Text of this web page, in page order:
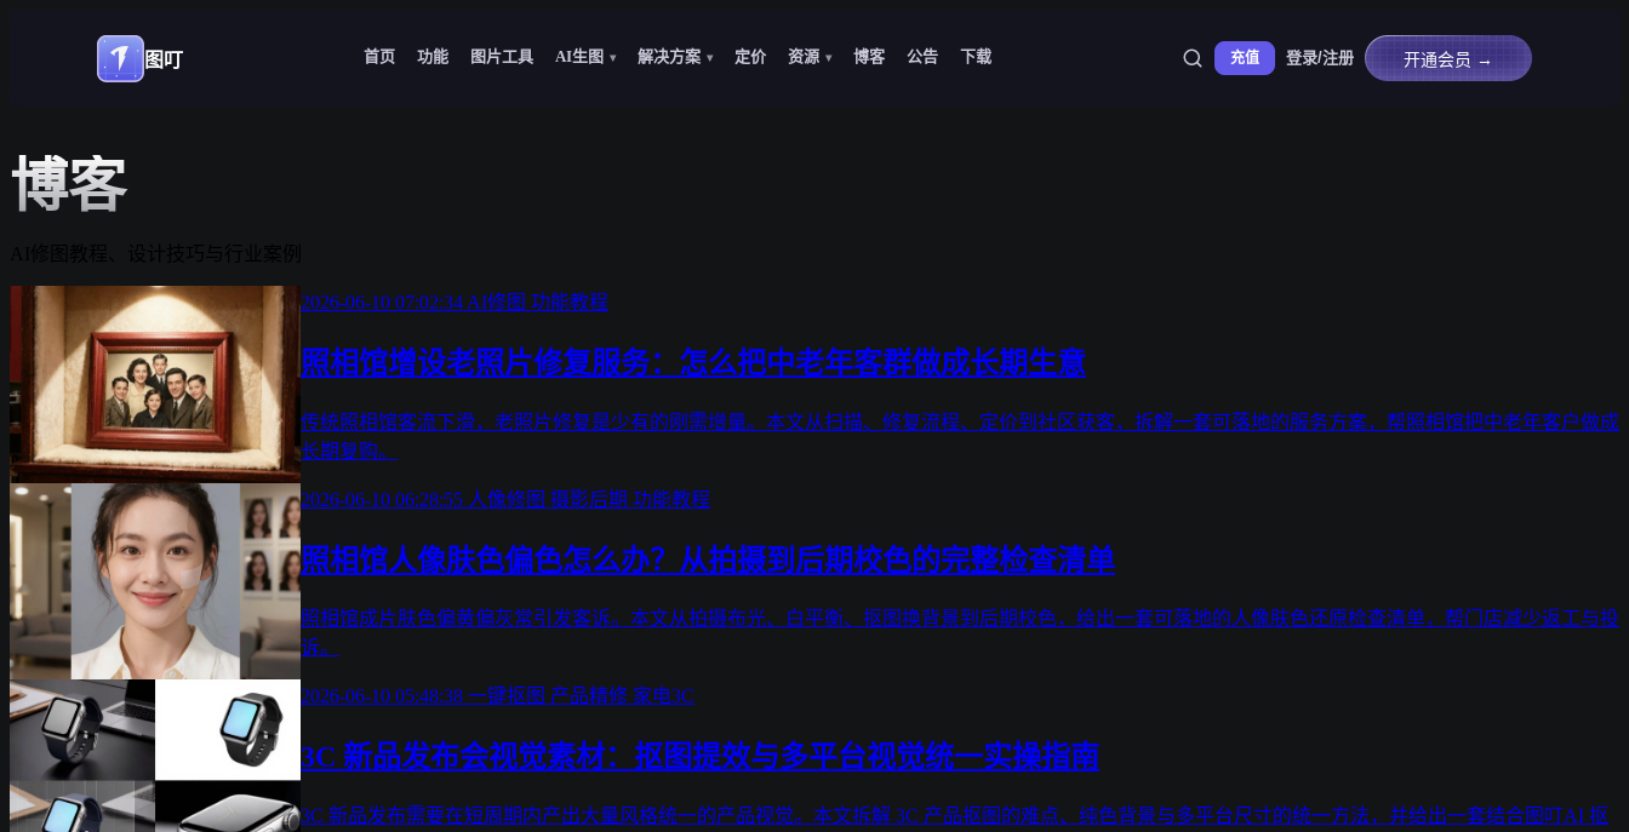
图叮 首页 功能 图片工具 AI生图 ▾ 解决方案 ▾ 定价 资源 ▾ 博客 公告 下载 充值 登录/注册 开通会员 →
博客
2026-06-10 07:02:34 AI修图 功能教程
照相馆增设老照片修复服务：怎么把中老年客群做成长期生意
传统照相馆客流下滑，老照片修复是少有的刚需增量。本文从扫描、修复流程、定价到社区获客，拆解一套可落地的服务方案，帮照相馆把中老年客户做成
长期复购。
2026-06-10 06:28:55 人像修图 摄影后期 功能教程
照相馆人像肤色偏色怎么办？从拍摄到后期校色的完整检查清单
照相馆成片肤色偏黄偏灰常引发客诉。本文从拍摄布光、白平衡、抠图换背景到后期校色，给出一套可落地的人像肤色还原检查清单，帮门店减少返工与投
诉。
2026-06-10 05:48:38 一键抠图 产品精修 家电3C
3C 新品发布会视觉素材：抠图提效与多平台视觉统一实操指南
3C 新品发布需要在短周期内产出大量风格统一的产品视觉。本文拆解 3C 产品抠图的难点、纯色背景与多平台尺寸的统一方法，并给出一套结合图叮AI 抠